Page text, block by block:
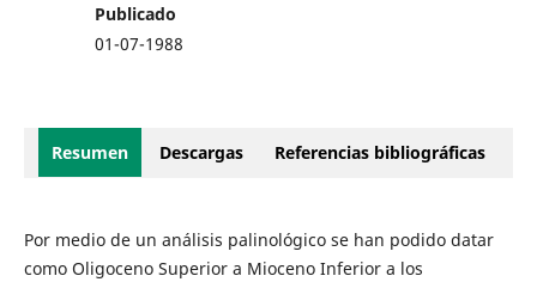
Publicado
01-07-1988
Resumen Descargas Referencias bibliográficas
Por medio de un análisis palinológico se han podido datar
como Oligoceno Superior a Mioceno Inferior a los